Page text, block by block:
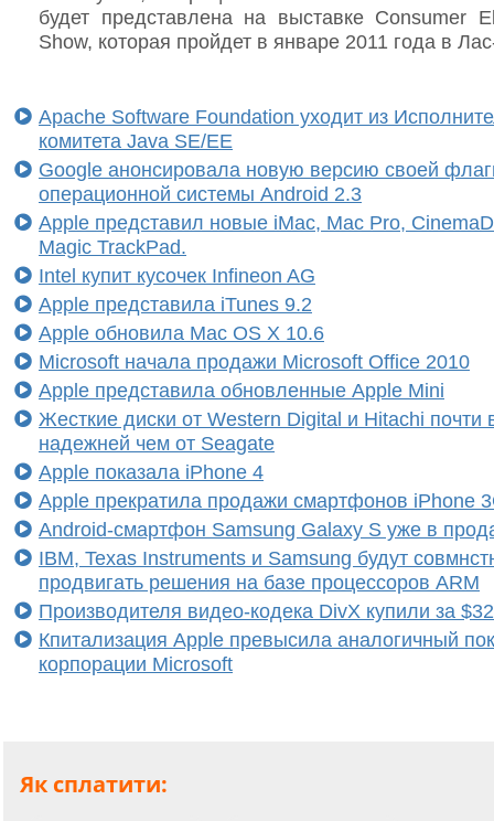
будет представлена на выставке Consumer
Show, которая пройдет в январе 2011 года в
Apache Software Foundation уходит из
комитета Java SE/EE
Google анонсировала новую версию своей
операционной системы Android 2.3
Apple представил новые iMac, Mac Pro,
Magic TrackPad.
Intel купит кусочек Infineon AG
Apple представила iTunes 9.2
Apple обновила Mac OS X 10.6
Microsoft начала продажи Microsoft Office 2010
Apple представила обновленные Apple Mini
Жесткие диски от Western Digital и Hitachi почти
надежней чем от Seagate
Apple показала iPhone 4
Apple прекратила продажи смартфонов iPhone
Android-смартфон Samsung Galaxy S уже в
IBM, Texas Instruments и Samsung будут
продвигать решения на базе процессоров ARM
Производителя видео-кодека DivX купили за
Кпитализация Apple превысила аналогичный
корпорации Microsoft
Як сплатити: